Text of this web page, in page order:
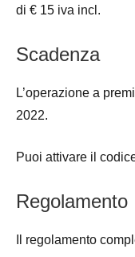
di € 15 iva incl.
Scadenza
L’operazione a
2022.
Puoi attivare il
Regolamento
Il regolamento